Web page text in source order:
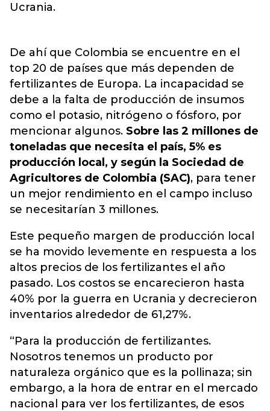
Ucrania.
De ahí que Colombia se encuentre en el
top 20 de países que más dependen de
fertilizantes de Europa. La incapacidad se
debe a la falta de producción de insumos
como el potasio, nitrógeno o fósforo, por
mencionar algunos. Sobre las 2 millones de
toneladas que necesita el país, 5% es
producción local, y según la Sociedad de
Agricultores de Colombia (SAC), para tener
un mejor rendimiento en el campo incluso
se necesitarían 3 millones.
Este pequeño margen de producción local
se ha movido levemente en respuesta a los
altos precios de los fertilizantes el año
pasado. Los costos se encarecieron hasta
40% por la guerra en Ucrania y decrecieron
inventarios alrededor de 61,27%.
“Para la producción de fertilizantes.
Nosotros tenemos un producto por
naturaleza orgánico que es la pollinaza; sin
embargo, a la hora de entrar en el mercado
nacional para ver los fertilizantes, de esos